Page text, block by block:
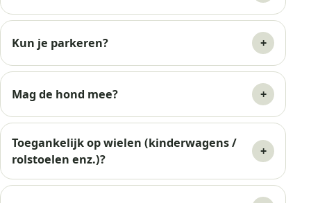
Kun je parkeren?
Mag de hond mee?
Toegankelijk op wielen (kinderwagens /
rolstoelen enz.)?